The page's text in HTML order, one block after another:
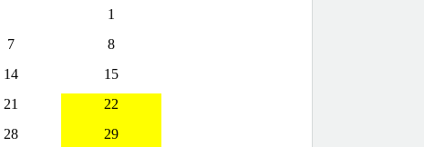
1
7
8
14
15
21
22
28
29